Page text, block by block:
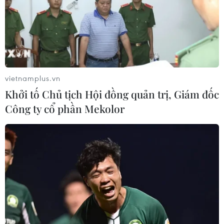
30, eSports đã không còn là chơi game đơn thuần, mà
được ghi nhận là một môn thể thao thực sự.
Thị trường game thế giới ''vượt khó'' trong
vietnamplus.vn
Khởi tố Chủ tịch Hội đồng quản trị, Giám đốc
Công ty cổ phần Mekolor